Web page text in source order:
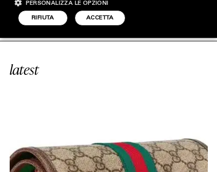
STYLE
FOOTWEAR
#GUCCI LIFESTYLE
latest
ACCETTA
RIFIUTA
PERSONALIZZA LE OPZIONI